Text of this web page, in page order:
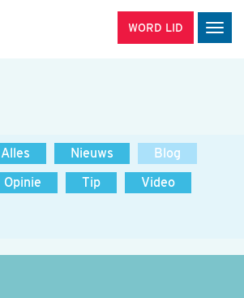
WORD LID
Alles Nieuws
Blog
Opinie Tip
Video